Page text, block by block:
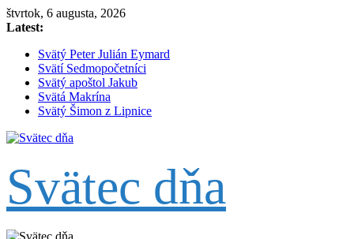
Skip
to
štvrtok, 6 augusta, 2026
Latest:
Svätý Peter Julián Eymard
Svätí Sedmopočetníci
Svätý apoštol Jakub
Svätá Makrína
Svätý Šimon z Lipnice
Svätec dňa